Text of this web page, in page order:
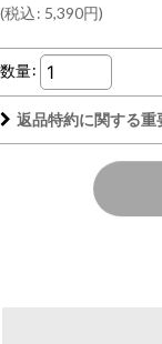
(税込: 5,390円)
数量:
返品特約に関する重